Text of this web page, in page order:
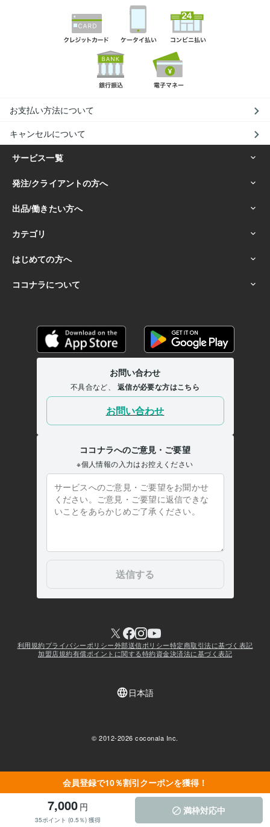
会員登録で10％割引クーポンを獲得！
7,000 円
35ポイント (0.5％) 獲得
満枠対応中
お支払い方法について
キャンセルについて